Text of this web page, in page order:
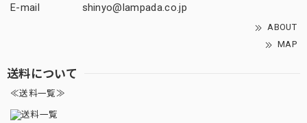
E-mail
shinyo@lampada.co.jp
ABOUT
MAP
送料について
≪送料一覧≫